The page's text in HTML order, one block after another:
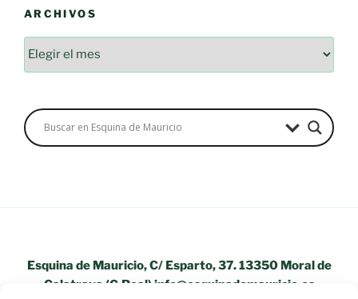
ARCHIVOS
Esquina de Mauricio, C/ Esparto, 37. 13350 Moral de
Calatrava (C.Real) info@esquinademauricio.es